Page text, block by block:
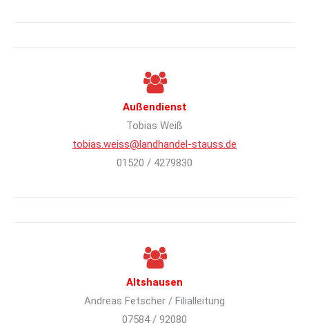
Außendienst
Tobias Weiß
tobias.weiss@landhandel-stauss.de
01520 / 4279830
Altshausen
Andreas Fetscher / Filialleitung
07584 / 92080